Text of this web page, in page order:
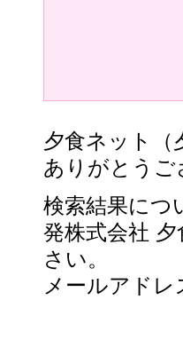
夕食ネット（
ありがとう
検索結果につ
発株式会社
さい。
メールアドレ